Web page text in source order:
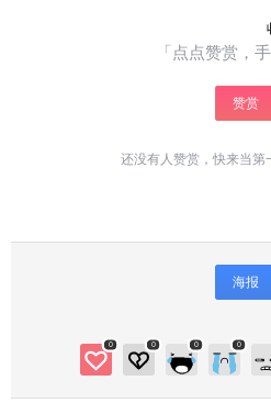
「点点赞赏，
赞赏
还没有人赞赏，快来当第
海报
0 0 0 0